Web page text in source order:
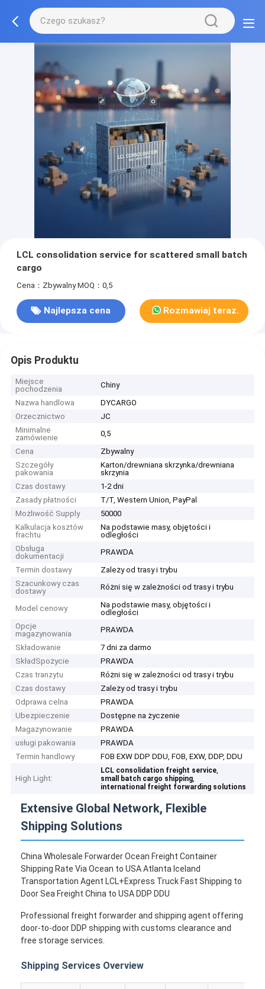
LCL consolidation service for scattered small batch
cargo
Cena：Zbywalny MOQ：0,5
Najlepsza cena Rozmawiaj teraz.
Opis Produktu
Miejsce
pochodzenia
Chiny
Nazwa handlowa
DYCARGO
Orzecznictwo
JC
Minimalne
zamówienie
0,5
Cena
Zbywalny
Szczegóły
pakowania
Karton/drewniana skrzynka/drewniana
skrzynia
Czas dostawy
1-2 dni
Zasady płatności
T/T, Western Union, PayPal
Możliwość Supply
50000
Kalkulacja kosztów
frachtu
Na podstawie masy, objętości i
odległości
Obsługa
dokumentacji
PRAWDA
Termin dostawy
Zależy od trasy i trybu
Szacunkowy czas
dostawy
Różni się w zależności od trasy i trybu
Model cenowy
Na podstawie masy, objętości i
odległości
Opcje
magazynowania
PRAWDA
Składowanie
7 dni za darmo
SkładSpożycie
PRAWDA
Czas tranzytu
Różni się w zależności od trasy i trybu
Czas dostawy
Zależy od trasy i trybu
Odprawa celna
PRAWDA
Ubezpieczenie
Dostępne na życzenie
Magazynowanie
PRAWDA
usługi pakowania
PRAWDA
Termin handlowy
FOB EXW DDP DDU, FOB, EXW, DDP, DDU
High Light:
LCL consolidation freight service,
small batch cargo shipping,
international freight forwarding solutions
Extensive Global Network, Flexible
Shipping Solutions
China Wholesale Forwarder Ocean Freight Container
Shipping Rate Via Ocean to USA Atlanta Iceland
Transportation Agent LCL+Express Truck Fast Shipping to
Door Sea Freight China to USA DDP DDU
Professional freight forwarder and shipping agent offering
door-to-door DDP shipping with customs clearance and
free storage services.
Shipping Services Overview